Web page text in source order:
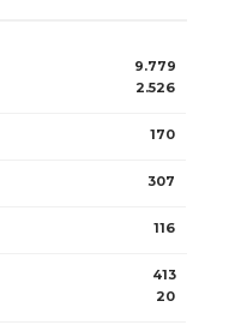
9.779
2.526
170
307
116
413
20